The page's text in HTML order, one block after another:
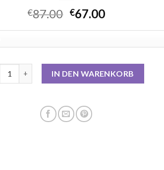
€87.00 €67.00
IN DEN WARENKORB